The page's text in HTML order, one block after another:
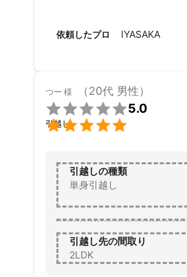
荷物運搬・屋内移動だけでなく、
また、現場到着時刻は正確で、
引っ越しや運搬を考えている知
わたし、間違いなくＩＹＡＳＡ
ステマじゃないですよ笑
依頼したプロ IYASAKA
つー 様 （20代 男性）


5.0
引越し
引越しの種類
単身引越し
引越し先の間取り
2LDK